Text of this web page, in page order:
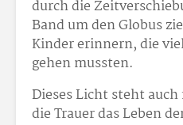
durch die
Band um den Globus
Kinder erinnern, die
gehen mussten.
Dieses Licht steht
die Trauer das Leben